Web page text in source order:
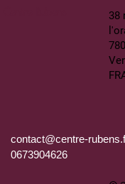
contact@centre-
0673904626
38